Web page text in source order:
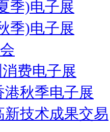
季)电子展
季)电子展
消费电子展
秋季电子展
技术成果交易